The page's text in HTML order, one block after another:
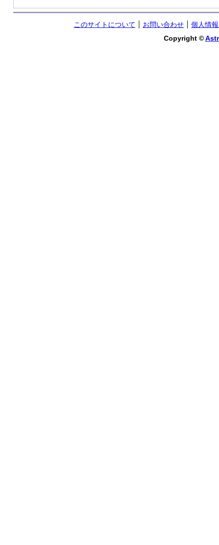
このサイトについて お問い合わせ
個人情
Copyright ©